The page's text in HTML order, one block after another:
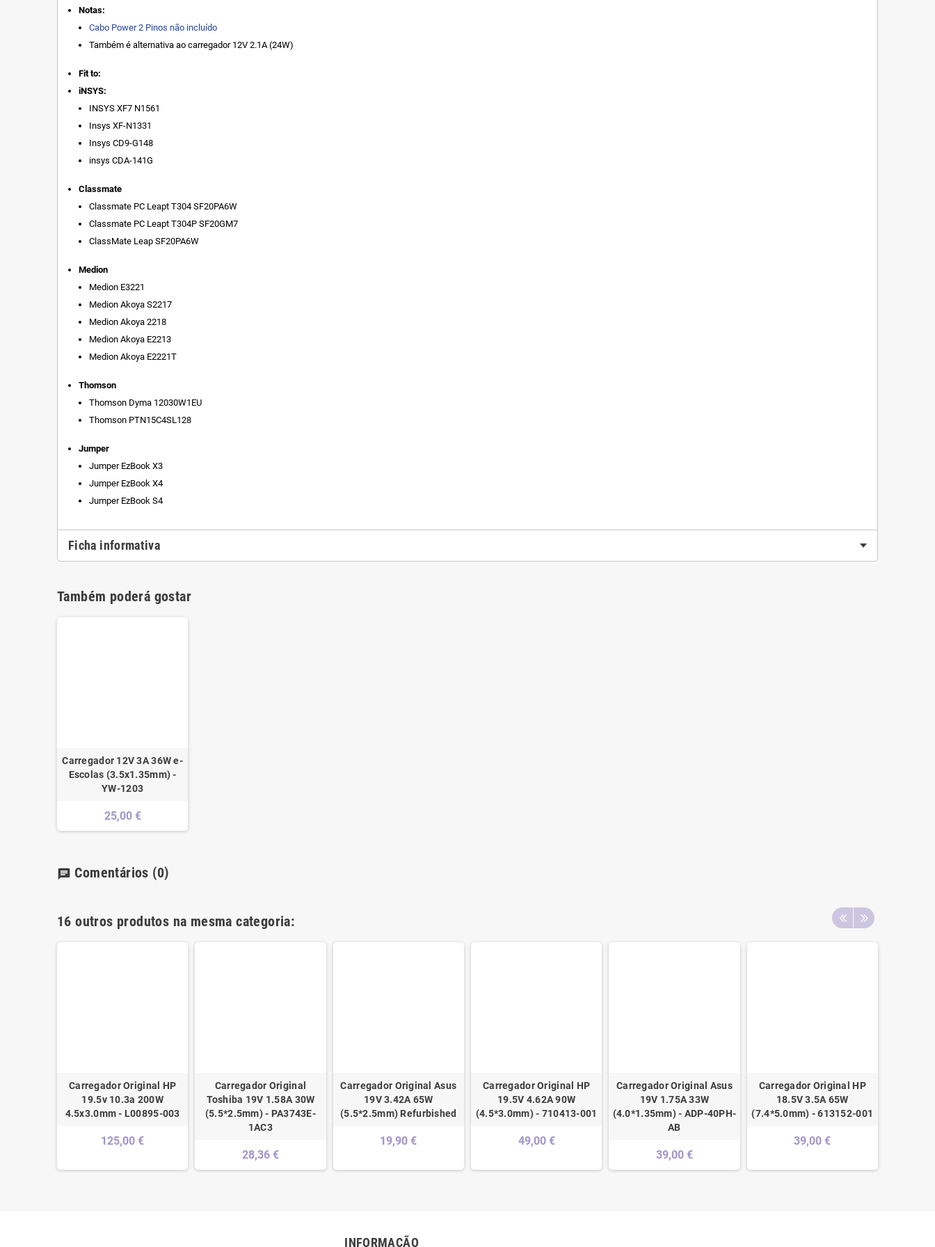
Notas:
Cabo Power 2 Pinos não incluído
Também é alternativa ao carregador 12V 2.1A (24W)
Fit to:
iNSYS:
INSYS XF7 N1561
Insys XF-N1331
Insys CD9-G148
insys CDA-141G
Classmate
Classmate PC Leapt T304 SF20PA6W
Classmate PC Leapt T304P SF20GM7
ClassMate Leap SF20PA6W
Medion
Medion E3221
Medion Akoya S2217
Medion Akoya 2218
Medion Akoya E2213
Medion Akoya E2221T
Thomson
Thomson Dyma 12030W1EU
Thomson PTN15C4SL128
Jumper
Jumper EzBook X3
Jumper EzBook X4
Jumper EzBook S4
Ficha informativa
Também poderá gostar
Carregador 12V 3A 36W e-
Escolas (3.5x1.35mm) -
YW-1203
25,00 €
chat Comentários (0)
16 outros produtos na mesma categoria:
Carregador Original HP
19.5v 10.3a 200W
4.5x3.0mm - L00895-003
125,00 €
Carregador Original
Toshiba 19V 1.58A 30W
(5.5*2.5mm) - PA3743E-
1AC3
28,36 €
Carregador Original Asus
19V 3.42A 65W
(5.5*2.5mm) Refurbished
19,90 €
Carregador Original HP
19.5V 4.62A 90W
(4.5*3.0mm) - 710413-001
49,00 €
Carregador Original Asus
19V 1.75A 33W
(4.0*1.35mm) - ADP-40PH-
AB
39,00 €
Carregador Original HP
18.5V 3.5A 65W
(7.4*5.0mm) - 613152-001
39,00 €
INFORMAÇÃO